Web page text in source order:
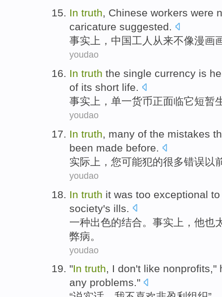
In truth, Chinese workers were
caricature suggested.
事实上 ， 中国工人 从来不像漫画
youdao
In truth the single currency is
of its short life.
事实上 ， 单一货币正面临它短暂
youdao
In truth, many of the mistakes
been made before.
实际上 ， 您可能犯的很多错误以
youdao
In truth it was too exceptional
society's ills
一种出色的结合。 事实上 ， 他也
弊病 。
youdao
"In truth, I don't like nonprofits,"
any problems."